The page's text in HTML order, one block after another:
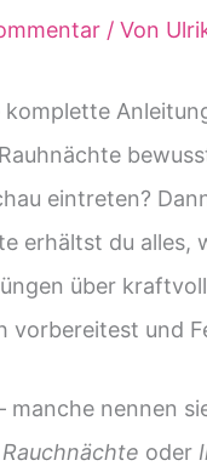
/ Von
komplette
eintreten?
erhältst du alles,
über
vorbereitest und
manche nennen
Rauchnächte oder